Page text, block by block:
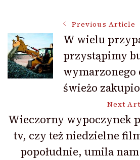
Post
Navigation
Previous Article
W wielu
przystąpimy
wymarzonego
świeżo
Next
Wieczorny wypoczynek
tv, czy też niedzielne
popołudnie, umila nam